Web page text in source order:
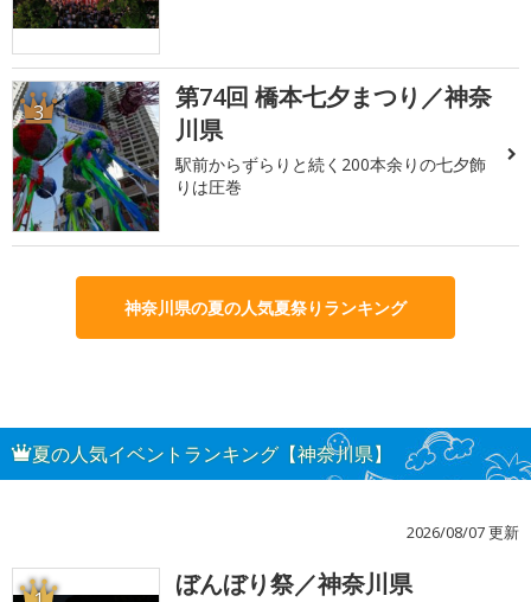
3
第74回 橋本七夕まつり／神奈
川県
駅前からずらりと続く200本余りの七夕飾
りは圧巻
神奈川県の夏の人気夏祭りランキング
夏の人気イベントランキング【神奈川県】
2026/08/07 更新
ぼんぼり祭／神奈川県